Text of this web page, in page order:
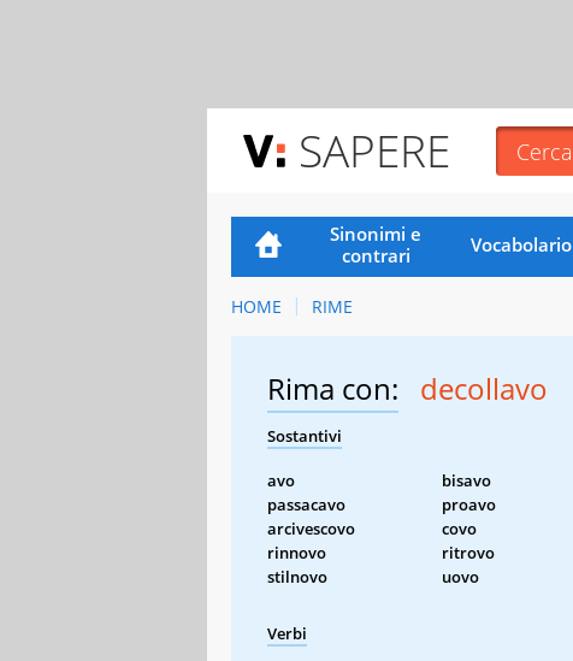
SAPERE
Sinonimi e
contrari
Vocabolario
HOME RIME
Rima con: decollavo
Sostantivi
avo bisavo
passacavo
proavo
arcivescovo
covo
rinnovo
ritrovo
stilnovo
uovo
Verbi